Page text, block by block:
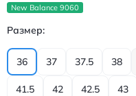
New Balance 9060
Размер:
36 37 37.5 38
41.5 42 42.5 43